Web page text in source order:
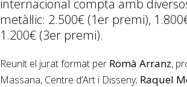
internacional compta amb
metàl·lic: 2.500€ (1er premi),
1.200€ (3er premi).
Reunit el jurat format per Romà Arranz,
Massana, Centre d’Art i Disseny; Raquel